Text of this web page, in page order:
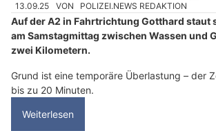
13.09.25 VON POLIZEI.NEWS REDAKTION
Auf der A2 in Fahrtrichtung Gotthard staut
am Samstagmittag zwischen Wassen und
zwei Kilometern.
Grund ist eine temporäre Überlastung – der
bis zu 20 Minuten.
Weiterlesen